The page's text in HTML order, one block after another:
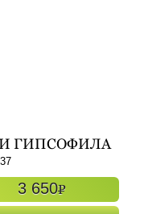
ГИПСОФИЛА
3 650P